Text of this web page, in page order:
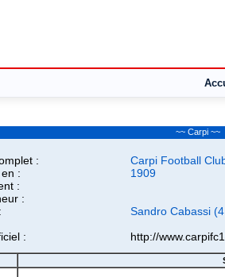
~~ Carpi ~~
:
:
:
:
:
Carpi Football
1909
Sandro Cabassi
http://